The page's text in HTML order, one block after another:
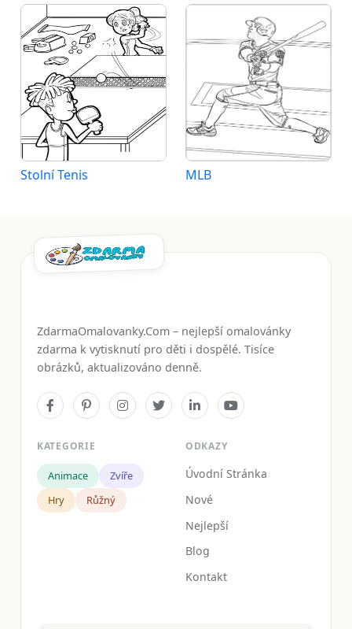
Stolní Tenis MLB
ZdarmaOmalovanky.Com – nejlepší omalovánky
zdarma k vytisknutí pro děti i dospělé. Tisíce
obrázků, aktualizováno denně.
KATEGORIE
Animace
Zvíře
Hry
Růžný
ODKAZY
Úvodní Stránka
Nové
Nejlepší
Blog
Kontakt